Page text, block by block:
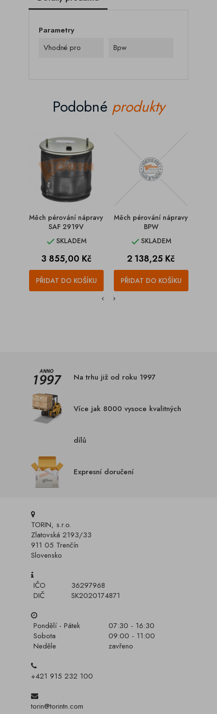
Parametry
Vhodné pro
Bpw
Podobné produkty
Měch pérování nápravy
SAF 2919V
SKLADEM
Cena
3 855,00 Kč
PŘIDAT DO KOŠÍKU
Měch pérování nápravy
BPW
SKLADEM
Cena
2 138,25 Kč
PŘIDAT DO KOŠÍKU
Na trhu již od roku 1997
Více jak 8000 vysoce kvalitných
dílů
Expresní doručení
TORIN, s.r.o.
Zlatovská 2193/33
911 05 Trenčín
Slovensko
IČO
36297968
DIČ
SK2020174871
Pondělí - Pátek
07:30 - 16:30
Sobota
09:00 - 11:00
Neděle
zavřeno
+421 915 232 100
torin@torintn.com